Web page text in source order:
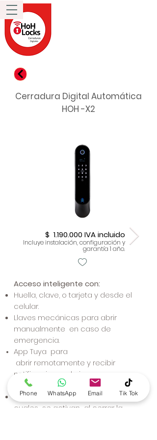
Cerradura Digital Automática
HOH -X2
​Acceso inteligente con:
Huella, clave, o tarjeta y desde el
celular.
Llaves mecánicas para abrir
manualmente en caso de
emergencia.
App Tuya para
abrir remotamente y recibir
notificaciones
de ingreso.
Nivel de
Seguridad:
3 Pasadores de seguridad, los
cuales se activan al cerrar la
$ 1.190.000 IVA incluido
Incluye instalación, configuración y
garantía 1 año.
Phone WhatsApp Email Tik Tok